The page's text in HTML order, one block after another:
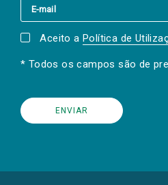
Aceito a Política de
* Todos os campos são de